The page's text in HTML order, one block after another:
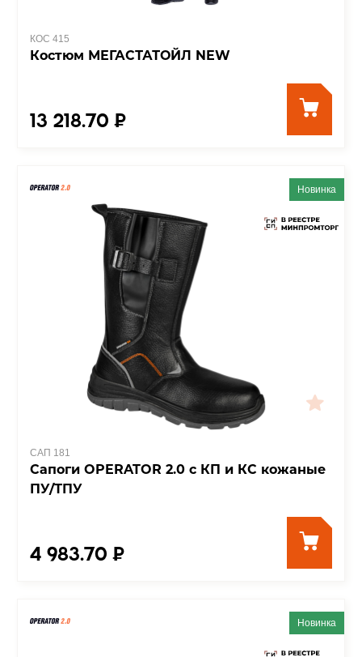
КОС 415
Костюм МЕГАСТАТОЙЛ NEW
13 218.70 ₽
Новинка
САП 181
Сапоги OPERATOR 2.0 с КП и КС кожаные
ПУ/ТПУ
4 983.70 ₽
Новинка